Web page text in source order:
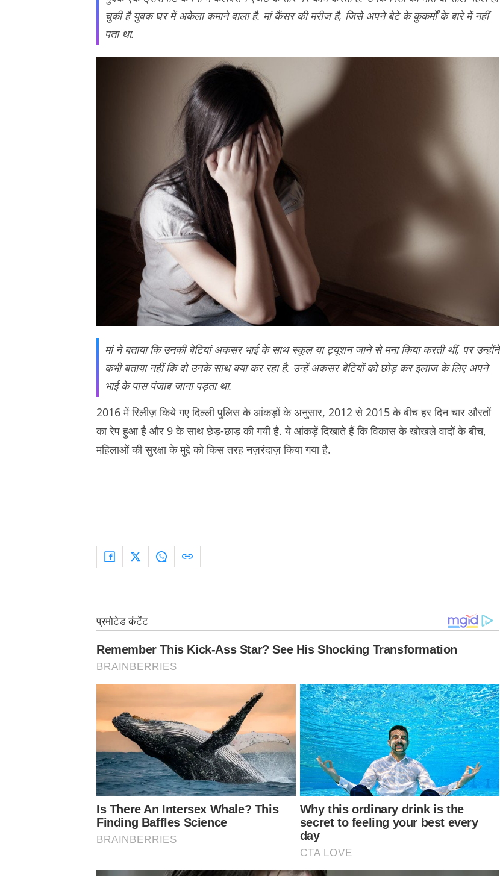
चुकी है युवक घर में अकेला कमाने वाला है. मां कैंसर की मरीज है, जिसे अपने बेटे के कुकर्मों के बारे में नहीं
पता था.
मां ने बताया कि उनकी बेटियां अकसर भाई के साथ स्कूल या ट्यूशन जाने से मना किया करती थीं, पर उन्होंने
कभी बताया नहीं कि वो उनके साथ क्या कर रहा है. उन्हें अकसर बेटियों को छोड़ कर इलाज के लिए अपने
भाई के पास पंजाब जाना पड़ता था.
2016 में रिलीज़ किये गए दिल्ली पुलिस के आंकड़ों के अनुसार, 2012 से 2015 के बीच हर दिन चार औरतों
का रेप हुआ है और 9 के साथ छेड़-छाड़ की गयी है. ये आंकड़ें दिखाते हैं कि विकास के खोखले वादों के बीच,
महिलाओं की सुरक्षा के मुद्दे को किस तरह नज़रंदाज़ किया गया है.